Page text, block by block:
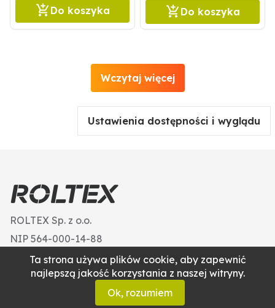
Ta strona używa plików cookie, aby zapewnić
najlepszą jakość korzystania z naszej witryny.
Ok, rozumiem
Do koszyka
Do koszyka
Wczytaj więcej
Ustawienia dostępności i wyglądu
ROLTEX Sp. z o.o.
NIP 564-000-14-88
Kontakt
O nas